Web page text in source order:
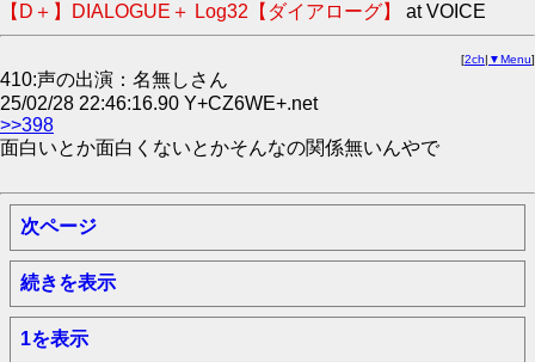
【D＋】DIALOGUE＋ Log32【ダイアローグ】 at VOICE
[2ch| ▼Menu]
410:声の出演：名無しさん
25/02/28 22:46:16.90 Y+CZ6WE+.net
>>398
面白いとか面白くないとかそんなの関係無いんやで
次ページ
続きを表示
1を表示